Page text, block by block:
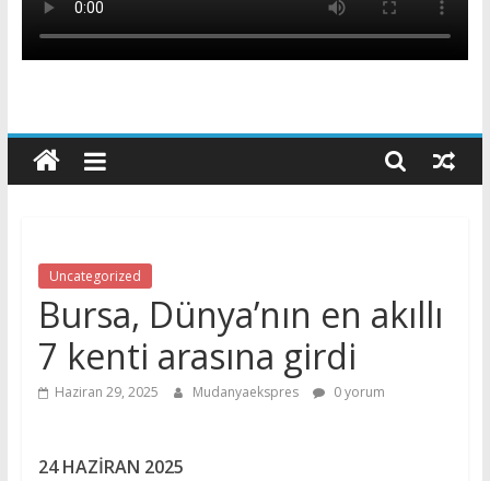
Uncategorized
Bursa, Dünya’nın en akıllı
7 kenti arasına girdi
Haziran 29, 2025 Mudanyaekspres 0 yorum
24 HAZİRAN 2025